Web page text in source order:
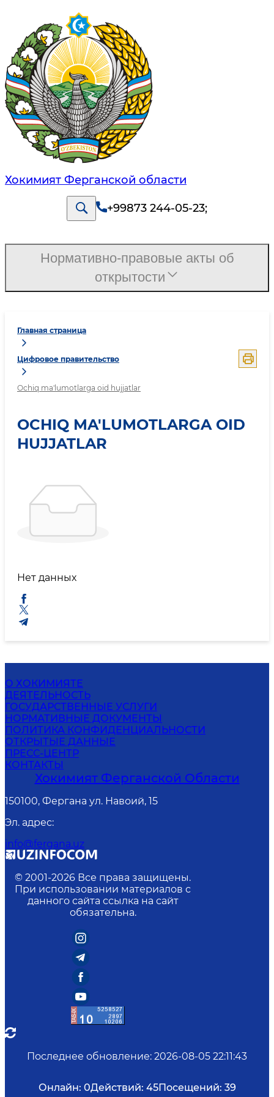
Хокимият Ферганской области
+99873 244-05-23;
Главная страница
Цифровое правительство
Ochiq ma'lumotlarga oid hujjatlar
OCHIQ MA'LUMOTLARGA OID
HUJJATLAR
Нет данных
Нормативно-правовые акты об
открытости
О ХОКИМИЯТЕ
ДЕЯТЕЛЬНОСТЬ
ГОСУДАРСТВЕННЫЕ УСЛУГИ
НОРМАТИВНЫЕ ДОКУМЕНТЫ
ПОЛИТИКА КОНФИДЕНЦИАЛЬНОСТИ
ОТКРЫТЫЕ ДАННЫЕ
ПРЕСС-ЦЕНТР
КОНТАКТЫ
Хокимият Ферганской Области
150100, Фергана ул. Навоий, 15
Эл. адрес:
info@fergana.uz
© 2001-2026 Все права защищены.
При использовании материалов с
данного сайта ссылка на сайт
обязательна.
Последнее обновление: 2026-08-05 22:11:43
Онлайн: 0Действий: 45Посещений: 39